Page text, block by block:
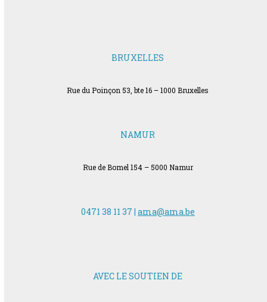
BRUXELLES
Rue du Poinçon 53, bte 16 – 1000 Bruxelles
NAMUR
Rue de Bomel 154 – 5000 Namur
0471 38 11 37 | ama@ama.be
AVEC LE SOUTIEN DE